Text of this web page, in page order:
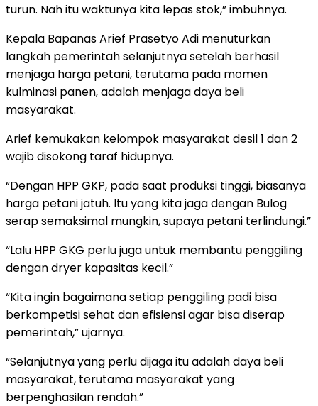
turun. Nah itu waktunya kita lepas stok,” imbuhnya.
Kepala Bapanas Arief Prasetyo Adi menuturkan
langkah pemerintah selanjutnya setelah berhasil
menjaga harga petani, terutama pada momen
kulminasi panen, adalah menjaga daya beli
masyarakat.
Arief kemukakan kelompok masyarakat desil 1 dan 2
wajib disokong taraf hidupnya.
“Dengan HPP GKP, pada saat produksi tinggi, biasanya
harga petani jatuh. Itu yang kita jaga dengan Bulog
serap semaksimal mungkin, supaya petani terlindungi.”
“Lalu HPP GKG perlu juga untuk membantu penggiling
dengan dryer kapasitas kecil.”
“Kita ingin bagaimana setiap penggiling padi bisa
berkompetisi sehat dan efisiensi agar bisa diserap
pemerintah,” ujarnya.
“Selanjutnya yang perlu dijaga itu adalah daya beli
masyarakat, terutama masyarakat yang
berpenghasilan rendah.”